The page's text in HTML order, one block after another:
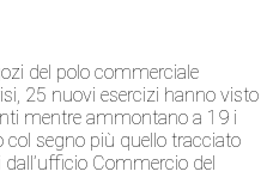
del polo commerciale
25 nuovi esercizi hanno visto
mentre ammontano a 19 i
segno più quello tracciato
Commercio del